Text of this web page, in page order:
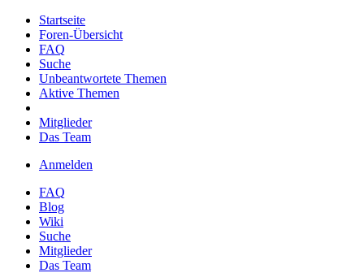
Startseite
Foren-Übersicht
FAQ
Suche
Unbeantwortete Themen
Aktive Themen
Mitglieder
Das Team
Anmelden
FAQ
Blog
Wiki
Suche
Mitglieder
Das Team